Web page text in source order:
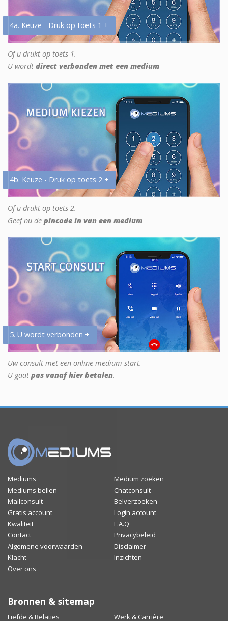
4a. Keuze - Druk op toets 1 +
Of u drukt op toets 1.
U wordt direct verbonden met een medium
4b. Keuze - Druk op toets 2 +
Of u drukt op toets 2.
Geef nu de pincode in van een medium
5. U wordt verbonden +
Uw consult met een online medium start.
U gaat pas vanaf hier betalen.
Mediums
Medium zoeken
Mediums bellen
Chatconsult
Mailconsult
Belverzoeken
Gratis account
Login account
Kwaliteit
F.A.Q
Contact
Privacybeleid
Algemene voorwaarden
Disclaimer
Klacht
Inzichten
Over ons
Bronnen & sitemap
Liefde & Relaties Werk & Carrière